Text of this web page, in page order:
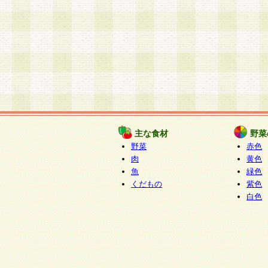
主な食材
野菜
肉
魚
くだもの
野
赤色
黄色
緑色
紫色
白色